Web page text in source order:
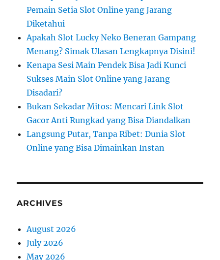
Pemain Setia Slot Online yang Jarang
Diketahui
Apakah Slot Lucky Neko Beneran Gampang
Menang? Simak Ulasan Lengkapnya Disini!
Kenapa Sesi Main Pendek Bisa Jadi Kunci
Sukses Main Slot Online yang Jarang
Disadari?
Bukan Sekadar Mitos: Mencari Link Slot
Gacor Anti Rungkad yang Bisa Diandalkan
Langsung Putar, Tanpa Ribet: Dunia Slot
Online yang Bisa Dimainkan Instan
ARCHIVES
August 2026
July 2026
May 2026